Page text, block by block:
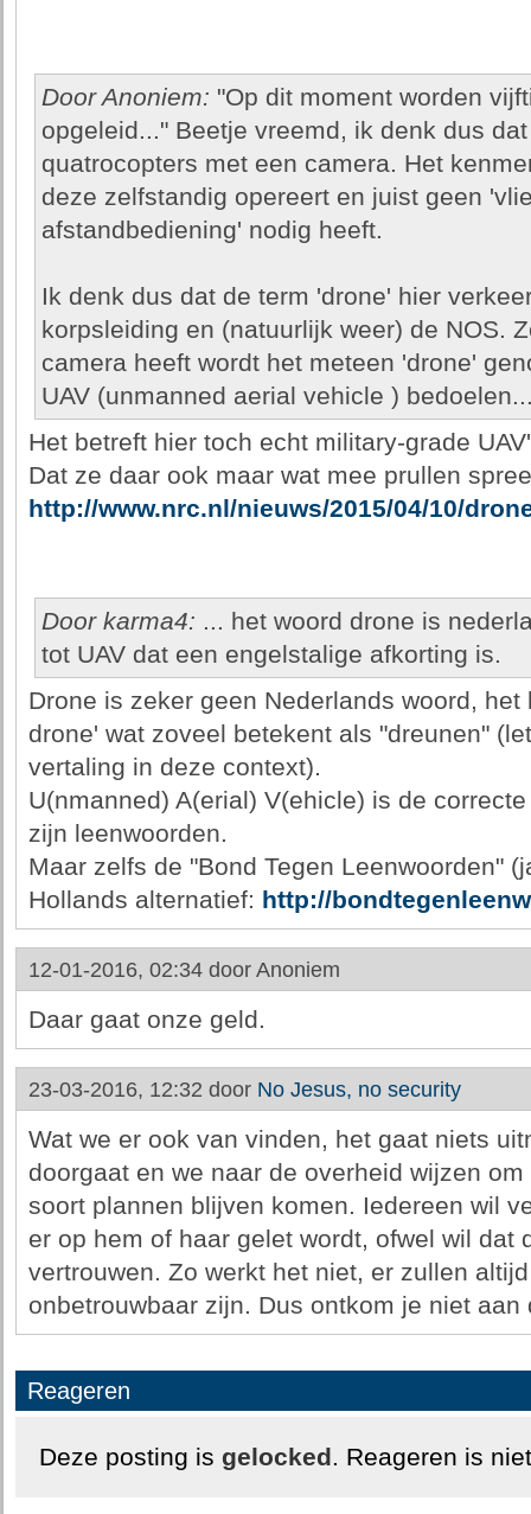
Door Anoniem: "Op dit moment worden
opgeleid..." Beetje vreemd, ik denk dus
quatrocopters met een camera. Het
deze zelfstandig opereert en juist geen
afstandbediening' nodig heeft.
Ik denk dus dat de term 'drone' hier
korpsleiding en (natuurlijk weer) de NOS.
camera heeft wordt het meteen 'drone'
UAV (unmanned aerial vehicle )
Het betreft hier toch echt military-grade
Dat ze daar ook maar wat mee prullen
http://www.nrc.nl/nieuws/2015/04/10/
Door karma4: ... het woord drone is
tot UAV dat een engelstalige afkorting is.
Drone is zeker geen Nederlands woord,
drone' wat zoveel betekent als "dreunen"
vertaling in deze context).
U(nmanned) A(erial) V(ehicle) is de
zijn leenwoorden.
Maar zelfs de "Bond Tegen Leenwoorden"
Hollands alternatief: http://
12-01-2016, 02:34 door Anoniem
Daar gaat onze geld.
23-03-2016, 12:32 door No Jesus, no security
Wat we er ook van vinden, het gaat niets
doorgaat en we naar de overheid wijzen
soort plannen blijven komen. Iedereen wil
er op hem of haar gelet wordt, ofwel wil dat
vertrouwen. Zo werkt het niet, er zullen
onbetrouwbaar zijn. Dus ontkom je niet aan
Reageren
Deze posting is gelocked. Reageren is